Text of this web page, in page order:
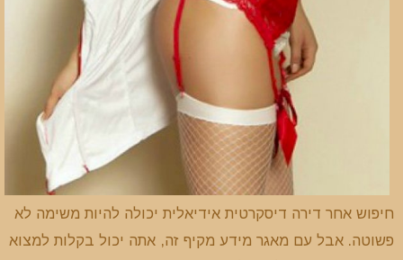
חיפוש אחר דירה דיסקרטית אידיאלית יכולה להיות משימה לא
פשוטה. אבל עם מאגר מידע מקיף זה, אתה יכול בקלות למצוא